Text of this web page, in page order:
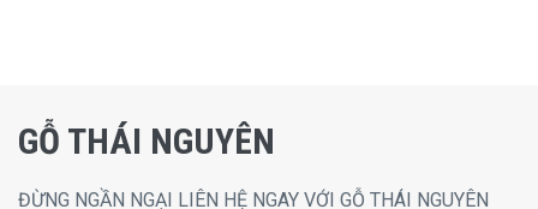
GỖ THÁI NGUYÊN
ĐỪNG NGẦN NGẠI LIÊN HỆ NGAY VỚI GỖ THÁI NGUYÊN